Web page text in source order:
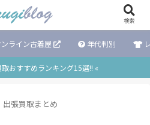
ライン古着屋 年代判別
おすすめランキング15選!! «
出張買取まとめ
検索